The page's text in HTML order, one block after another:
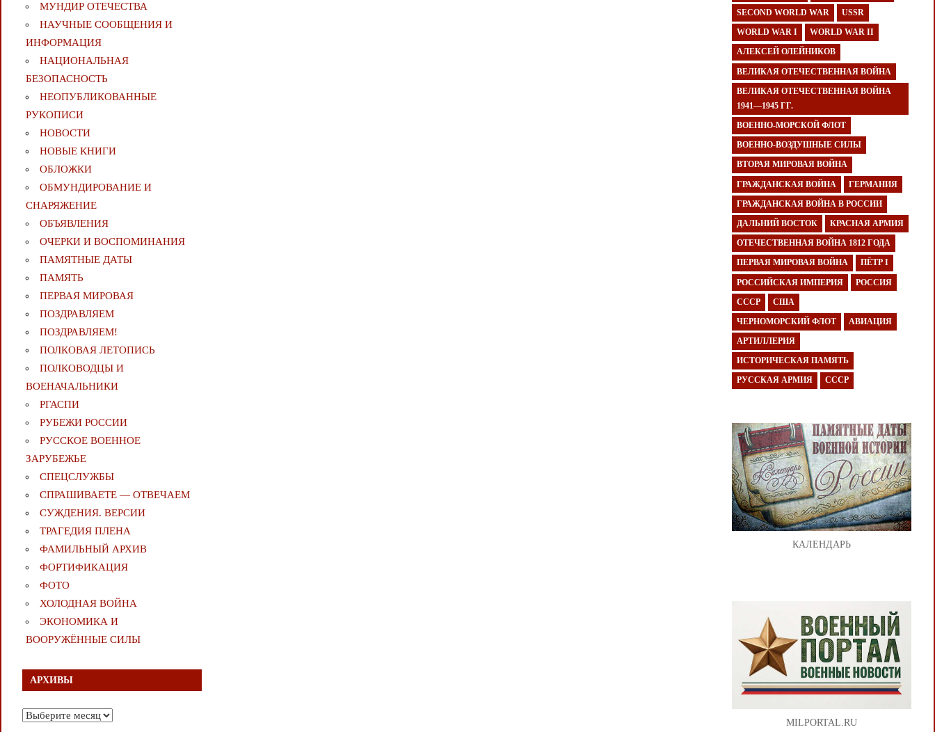
МУНДИР ОТЕЧЕСТВА
НАУЧНЫЕ СООБЩЕНИЯ И
ИНФОРМАЦИЯ
НАЦИОНАЛЬНАЯ
БЕЗОПАСНОСТЬ
НЕОПУБЛИКОВАННЫЕ
РУКОПИСИ
НОВОСТИ
НОВЫЕ КНИГИ
ОБЛОЖКИ
ОБМУНДИРОВАНИЕ И
СНАРЯЖЕНИЕ
ОБЪЯВЛЕНИЯ
ОЧЕРКИ И ВОСПОМИНАНИЯ
ПАМЯТНЫЕ ДАТЫ
ПАМЯТЬ
ПЕРВАЯ МИРОВАЯ
ПОЗДРАВЛЯЕМ
ПОЗДРАВЛЯЕМ!
ПОЛКОВАЯ ЛЕТОПИСЬ
ПОЛКОВОДЦЫ И
ВОЕНАЧАЛЬНИКИ
РГАСПИ
РУБЕЖИ РОССИИ
РУССКОЕ ВОЕННОЕ
ЗАРУБЕЖЬЕ
СПЕЦСЛУЖБЫ
СПРАШИВАЕТЕ — ОТВЕЧАЕМ
СУЖДЕНИЯ. ВЕРСИИ
ТРАГЕДИЯ ПЛЕНА
ФАМИЛЬНЫЙ АРХИВ
ФОРТИФИКАЦИЯ
ФОТО
ХОЛОДНАЯ ВОЙНА
ЭКОНОМИКА И
ВООРУЖЁННЫЕ СИЛЫ
АРХИВЫ
Архивы
SECOND WORLD WAR USSR
WORLD WAR I WORLD WAR II
АЛЕКСЕЙ ОЛЕЙНИКОВ
ВЕЛИКАЯ ОТЕЧЕСТВЕННАЯ ВОЙНА
ВЕЛИКАЯ ОТЕЧЕСТВЕННАЯ ВОЙНА
1941—1945 ГГ.
ВОЕННО-МОРСКОЙ ФЛОТ
ВОЕННО-ВОЗДУШНЫЕ СИЛЫ
ВТОРАЯ МИРОВАЯ ВОЙНА
ГРАЖДАНСКАЯ ВОЙНА ГЕРМАНИЯ
ГРАЖДАНСКАЯ ВОЙНА В РОССИИ
ДАЛЬНИЙ ВОСТОК КРАСНАЯ АРМИЯ
ОТЕЧЕСТВЕННАЯ ВОЙНА 1812 ГОДА
ПЕРВАЯ МИРОВАЯ ВОЙНА ПЁТР I
РОССИЙСКАЯ ИМПЕРИЯ РОССИЯ
СССР США
ЧЕРНОМОРСКИЙ ФЛОТ АВИАЦИЯ
АРТИЛЛЕРИЯ
ИСТОРИЧЕСКАЯ ПАМЯТЬ
РУССКАЯ АРМИЯ СССР
КАЛЕНДАРЬ
MILPORTAL.RU